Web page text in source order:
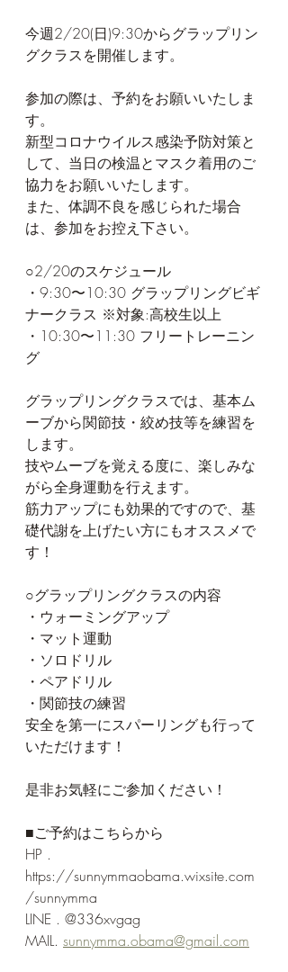
今週2/20(日)9:30からグラップリン
グクラスを開催します。
参加の際は、予約をお願いいたしま
す。
新型コロナウイルス感染予防対策と
して、当日の検温とマスク着用のご
協力をお願いいたします。
また、体調不良を感じられた場合
は、参加をお控え下さい。
○2/20のスケジュール
・9:30〜10:30 グラップリングビギ
ナークラス ※対象:高校生以上
・10:30〜11:30 フリートレーニン
グ
グラップリングクラスでは、基本ム
ーブから関節技・絞め技等を練習を
します。
技やムーブを覚える度に、楽しみな
がら全身運動を行えます。
筋力アップにも効果的ですので、基
礎代謝を上げたい方にもオススメで
す！
○グラップリングクラスの内容
・ウォーミングアップ
・マット運動
・ソロドリル
・ペアドリル
・関節技の練習
安全を第一にスパーリングも行って
いただけます！
是非お気軽にご参加ください！
■ご予約はこちらから
HP .
https://sunnymmaobama.wixsite.com
/sunnymma
LINE . @336xvgag
MAIL. sunnymma.obama@gmail.com